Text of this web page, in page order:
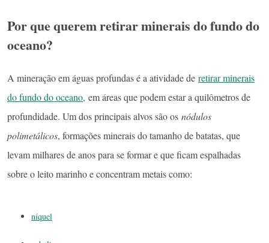
Por que querem retirar minerais do fundo do
oceano?
A mineração em águas profundas é a atividade de retirar minerais
do fundo do oceano, em áreas que podem estar a quilômetros de
profundidade. Um dos principais alvos são os nódulos
polimetálicos, formações minerais do tamanho de batatas, que
levam milhares de anos para se formar e que ficam espalhadas
sobre o leito marinho e concentram metais como:
níquel